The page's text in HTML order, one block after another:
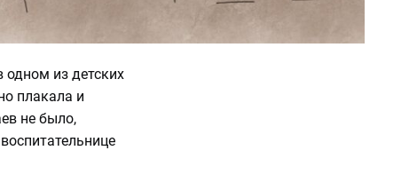
из детских
плакала и
не было,